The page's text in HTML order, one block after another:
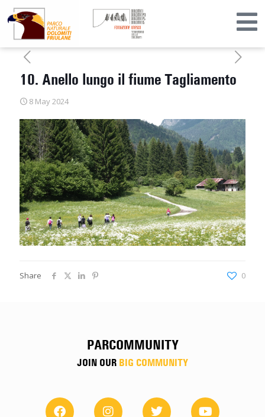
10. Anello lungo il fiume Tagliamento
8 May 2024
Share 0
PARCOMMUNITY
JOIN OUR BIG COMMUNITY